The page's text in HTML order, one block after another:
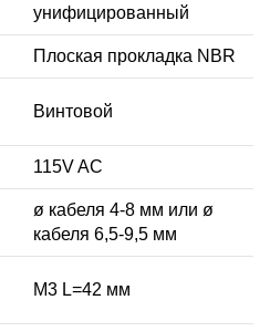
унифицированный
Плоская прокладка NBR
Винтовой
115V AC
ø кабеля 4-8 мм или ø
кабеля 6,5-9,5 мм
М3 L=42 мм